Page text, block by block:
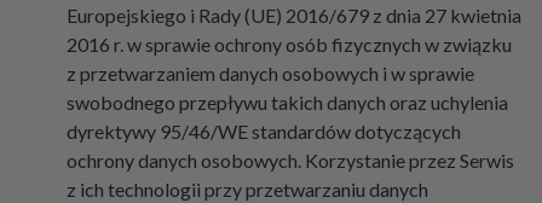
Europejskiego i Rady (UE) 2016/679 z dnia 27 kwietnia
2016 r. w sprawie ochrony osób fizycznych w związku
z przetwarzaniem danych osobowych i w sprawie
swobodnego przepływu takich danych oraz uchylenia
dyrektywy 95/46/WE standardów dotyczących
ochrony danych osobowych. Korzystanie przez Serwis
z ich technologii przy przetwarzaniu danych